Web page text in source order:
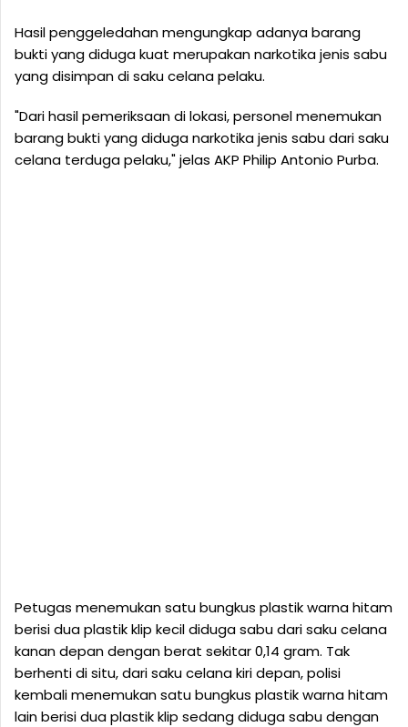
Hasil penggeledahan mengungkap adanya barang
bukti yang diduga kuat merupakan narkotika jenis sabu
yang disimpan di saku celana pelaku.
"Dari hasil pemeriksaan di lokasi, personel menemukan
barang bukti yang diduga narkotika jenis sabu dari saku
celana terduga pelaku," jelas AKP Philip Antonio Purba.
Petugas menemukan satu bungkus plastik warna hitam
berisi dua plastik klip kecil diduga sabu dari saku celana
kanan depan dengan berat sekitar 0,14 gram. Tak
berhenti di situ, dari saku celana kiri depan, polisi
kembali menemukan satu bungkus plastik warna hitam
lain berisi dua plastik klip sedang diduga sabu dengan